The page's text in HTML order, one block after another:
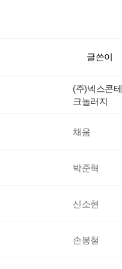
글쓴이
(주)넥스콘테
크놀러지
채움
박준혁
신소현
손봉철